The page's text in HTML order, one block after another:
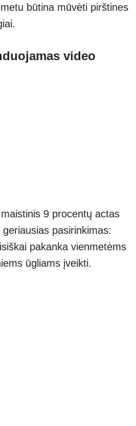
būtina mūvėti pirštines
video
9 procentų actas
pasirinkimas:
pakanka vienmetėms
ūgliams įveikti.